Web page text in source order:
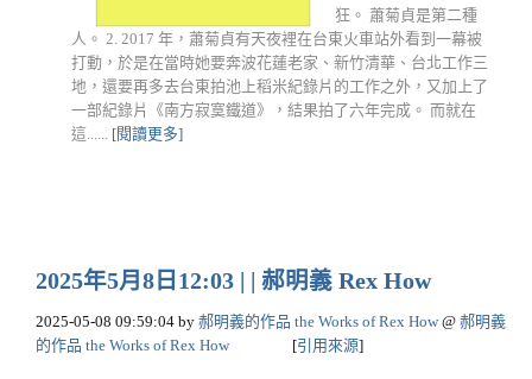
狂。 蕭菊貞是第二種
人。 2. 2017 年，蕭菊貞有天夜裡在台東火車站外看到一幕被
打動，於是在當時她要奔波花蓮老家、新竹清華、台北工作三
地，還要再多去台東拍池上稻米紀錄片的工作之外，又加上了
一部紀錄片《南方寂寞鐵道》，結果拍了六年完成。 而就在
這...... [閱讀更多]
2025年5月8日12:03 | | 郝明義 Rex How
2025-05-08 09:59:04 by 郝明義的作品 the Works of Rex How@ 郝明義
的作品 the Works of Rex How
[引用來源]